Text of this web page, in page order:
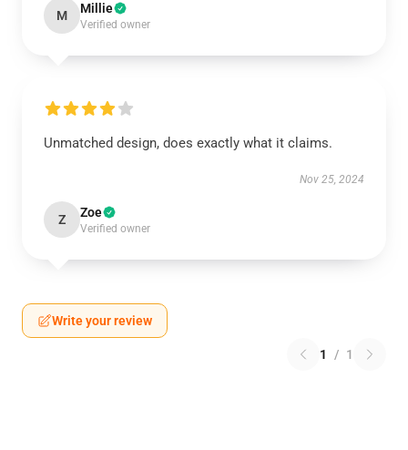
M Millie
Verified owner
Unmatched design, does exactly what it claims.
Nov 25, 2024
Z Zoe
Verified owner
Write your review
1 / 1